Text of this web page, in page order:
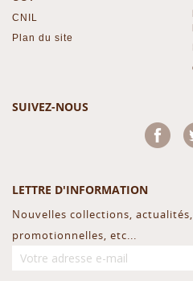
CNIL
Plan du site
SUIVEZ-NOUS
LETTRE D'INFORMATION
Nouvelles collections,
promotionnelles, etc...